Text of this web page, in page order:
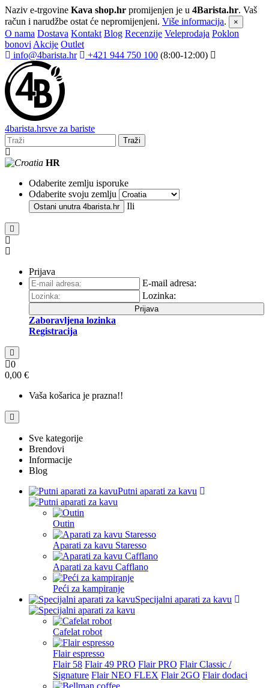
Naziv e-trgovine Kava shop.hr promijenjen je u 4Barista.hr. Vaš
račun i narudžbe ostat će nepromijenjeni. Više informacija. ×
O nama Dostava Kontakt Blog Recenzije Veleprodaja Poklon
bonovi Akcije Outlet
info@4barista.hr
+421 944 750 100 (8:00-12:00)
4barista.hrsve za bariste
Traži
HR
Odaberite zemlju isporuke
Odaberite svoju zemlju
Ostani unutra 4barista.hr Ili
Prijava
E-mail adresa:
Lozinka:
Prijava
Zaboravljena lozinka
Registracija
0
0,00 €
Vaša košarica je prazna!!
Sve kategorije
Brendovi
Informacije
Blog
Putni aparati za kavu
Outin
Aparati za kavu Staresso
Aparati za kavu Cafflano
Peći za kampiranje
Specijalni aparati za kavu
Cafelat robot
Flair espresso
Flair 58 Flair 49 PRO Flair PRO Flair Classic /
Signature Flair NEO FLEX Flair 2GO Flair dodaci